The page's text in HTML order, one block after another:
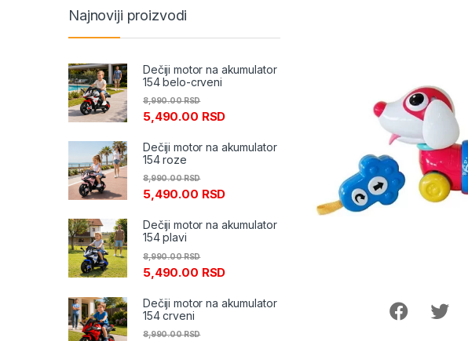
Najnoviji proizvodi
Dečiji motor na akumulator
154 belo-crveni
5,490.00 RSD
8,990.00RSD
Dečiji motor na akumulator
154 roze
5,490.00 RSD
8,990.00RSD
Dečiji motor na akumulator
154 plavi
5,490.00 RSD
8,990.00RSD
Dečiji motor na akumulator
154 crveni
8,990.00RSD